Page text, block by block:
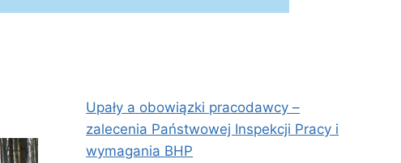
Upały a obowiązki pracodawcy –
zalecenia Państwowej Inspekcji Pracy i
wymagania BHP